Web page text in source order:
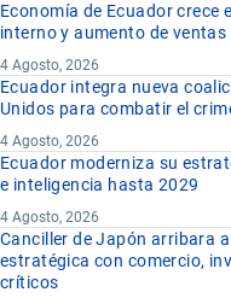
Economía de Ecuador
interno y aumento de
4 Agosto, 2026
Ecuador integra nueva
Unidos para combatir el
4 Agosto, 2026
Ecuador moderniza su
e inteligencia hasta 2029
4 Agosto, 2026
Canciller de Japón arribara
estratégica con comercio,
críticos